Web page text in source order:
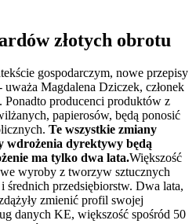
złotych obrotu
gospodarczym, nowe przepisy
Magdalena Dziczek, członek
producenci produktów z
papierosów, będą ponosić
Te wszystkie zmiany
wdrożenia dyrektywy będą
ma tylko dwa lata.Większość
wyroby z tworzyw sztucznych
średnich przedsiębiorstw. Dwa lata,
zmienić profil swojej
danych KE, większość spośród 50